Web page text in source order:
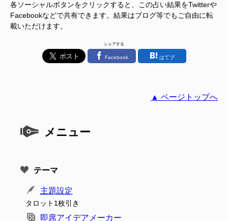
各ソーシャルボタンをクリックすると、この占い結果をTwitterや
Facebookなどで共有できます。結果はブログ等でもご自由に転
載いただけます。
シェアする
Facebook はてブ
▲ ページトップへ
メニュー
テーマ
主題設定
タロット1枚引き
即席アイデアメーカー